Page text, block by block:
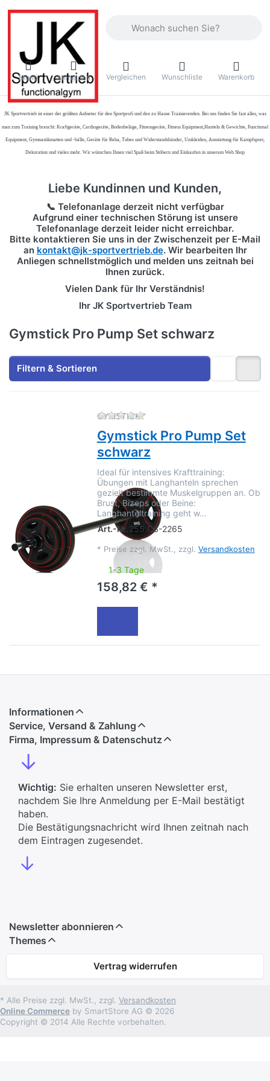
Menü Anmelden Vergleichen Wunschliste Warenkorb
JK Sportvertrieb ist einer der größten Anbieter für den Sportprofi und den zu Hause Trainierenden. Bei uns finden Sie fast alles, was
man zum Training braucht: Kraftgeräte, Cardiogeräte, Bodenbeläge, Fitnessgeräte, Fitness Equipment,Hanteln & Gewichte, Functional
Equipment, Gymnastikmatten und -bälle, Geräte für Reha, Tubes und Widerstandsbänder, Umkleiden, Ausstattung für Kampfsport,
Dekoration und vieles mehr. Wir wünschen Ihnen viel Spaß beim Stöbern und Einkaufen in unserem Web Shop
Liebe Kundinnen und Kunden,
📞 Telefonanlage derzeit nicht verfügbar
Aufgrund einer technischen Störung ist unsere
Telefonanlage derzeit leider nicht erreichbar.
Bitte kontaktieren Sie uns in der Zwischenzeit per E-Mail
an kontakt@jk-sportvertrieb.de. Wir bearbeiten Ihr
Anliegen schnellstmöglich und melden uns zeitnah bei
Ihnen zurück.
Vielen Dank für Ihr Verständnis!
Ihr JK Sportvertrieb Team
Gymstick Pro Pump Set schwarz
Filtern & Sortieren
GYMSTICK™Zu diesem Produkt liegen
Gymstick Pro Pump Set
schwarz
Ideal für intensives Krafttraining:
Übungen mit Langhanteln sprechen
gezielt bestimmte Muskelgruppen an. Ob
Brust, Bizeps oder Beine:
Langhanteltraining geht w…
Art.-Nr.255.CS-2265
* Preise zzgl. MwSt., zzgl. Versandkosten
1-3 Tage
158,82 € *
Informationen
Service, Versand & Zahlung
Firma, Impressum & Datenschutz
↓
Wichtig: Sie erhalten unseren Newsletter erst,
nachdem Sie Ihre Anmeldung per E-Mail bestätigt
haben.
Die Bestätigungsnachricht wird Ihnen zeitnah nach
dem Eintragen zugesendet.
↓
Newsletter abonnieren
Themes
Vertrag widerrufen
* Alle Preise zzgl. MwSt., zzgl. Versandkosten
Online Commerce by SmartStore AG © 2026
Copyright © 2014 Alle Rechte vorbehalten.